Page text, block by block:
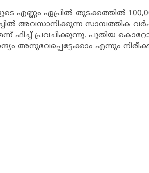
എണ്ണം ഏപ്രില്‍ തുടക്കത്തില്‍
അവസാനിക്കുന്ന സാമ്പത്തിക
ഫിച്ച് പ്രവചിക്കുന്നു.
അനുഭവപ്പെട്ടേക്കാം എന്നും